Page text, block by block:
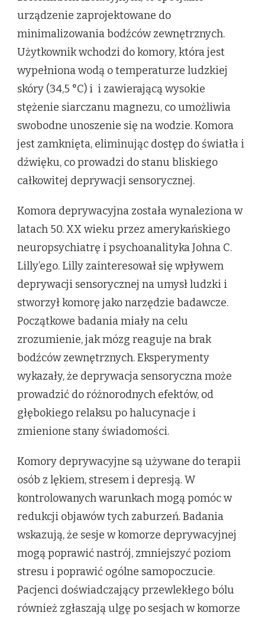
urządzenie zaprojektowane do
minimalizowania bodźców zewnętrznych.
Użytkownik wchodzi do komory, która jest
wypełniona wodą o temperaturze ludzkiej
skóry (34,5 °C) i i zawierającą wysokie
stężenie siarczanu magnezu, co umożliwia
swobodne unoszenie się na wodzie. Komora
jest zamknięta, eliminując dostęp do światła i
dźwięku, co prowadzi do stanu bliskiego
całkowitej deprywacji sensorycznej.
Komora deprywacyjna została wynaleziona w
latach 50. XX wieku przez amerykańskiego
neuropsychiatrę i psychoanalityka Johna C.
Lilly’ego. Lilly zainteresował się wpływem
deprywacji sensorycznej na umysł ludzki i
stworzył komorę jako narzędzie badawcze.
Początkowe badania miały na celu
zrozumienie, jak mózg reaguje na brak
bodźców zewnętrznych. Eksperymenty
wykazały, że deprywacja sensoryczna może
prowadzić do różnorodnych efektów, od
głębokiego relaksu po halucynacje i
zmienione stany świadomości.
Komory deprywacyjne są używane do terapii
osób z lękiem, stresem i depresją. W
kontrolowanych warunkach mogą pomóc w
redukcji objawów tych zaburzeń. Badania
wskazują, że sesje w komorze deprywacyjnej
mogą poprawić nastrój, zmniejszyć poziom
stresu i poprawić ogólne samopoczucie.
Pacjenci doświadczający przewlekłego bólu
również zgłaszają ulgę po sesjach w komorze